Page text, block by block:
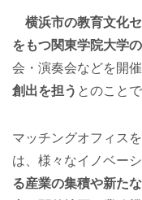
横浜市の教育文化
をもつ関東学院大学
会・演奏会などを開
創出を担う とのことで
マッチングオフィス
は、様々なイノベー
る産業の集積や新た